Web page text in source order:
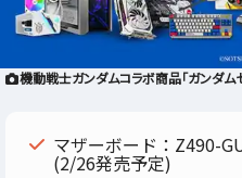
機動戦士ガンダムコラボ商品「ガンダムセ
マザーボード：Z490-
(2/26発売予定)